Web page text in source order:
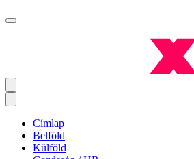
Címlap
Belföld
Külföld